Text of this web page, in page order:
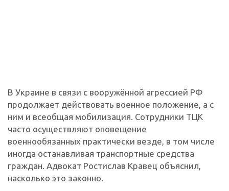
В Украине в связи с вооружённой агрессией РФ
продолжает действовать военное положение, а с
ним и всеобщая мобилизация. Сотрудники ТЦК
часто осуществляют оповещение
военнообязанных практически везде, в том числе
иногда останавливая транспортные средства
граждан. Адвокат Ростислав Кравец объяснил,
насколько это законно.